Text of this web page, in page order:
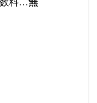
数料…無